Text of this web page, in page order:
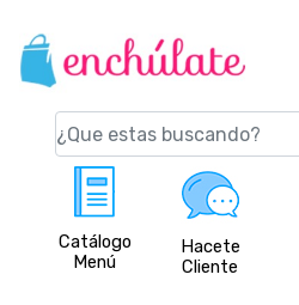
Catálogo
Menú
Hacete
Cliente